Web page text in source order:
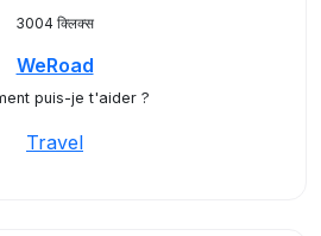
3004 क्लिक्स
WeRoad
puis-je t'aider ?
Travel